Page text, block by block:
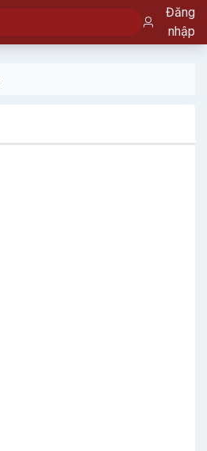
Đăng
nhập